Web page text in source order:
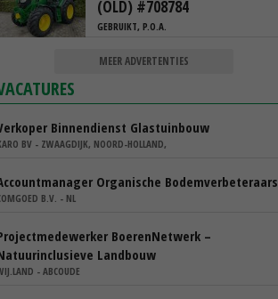
(OLD) #708784
GEBRUIKT, P.O.A.
MEER ADVERTENTIES
Binnendienst Glastuinbouw
BV - ZWAAGDIJK, NOORD-HOLLAND,
Organische Bodemverbeteraars
B.V. - NL
BoerenNetwerk –
Landbouw
- ABCOUDE